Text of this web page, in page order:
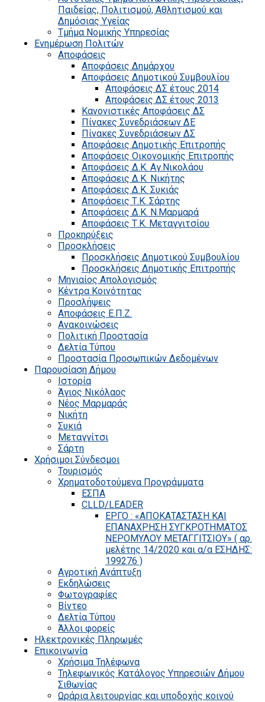
Παιδείας, Πολιτισμού, Αθλητισμού και
Δημόσιας Υγείας
Τμήμα Νομικής Υπηρεσίας
Ενημέρωση Πολιτών
Αποφάσεις
Αποφάσεις Δημάρχου
Αποφάσεις Δημοτικού Συμβουλίου
Αποφάσεις ΔΣ έτους 2014
Αποφάσεις ΔΣ έτους 2013
Κανονιστικές Αποφάσεις ΔΣ
Πίνακες Συνεδριάσεων ΔΕ
Πίνακες Συνεδριάσεων ΔΣ
Αποφάσεις Δημοτικής Επιτροπής
Αποφάσεις Οικονομικής Επιτροπής
Αποφάσεις Δ.Κ. Αγ.Νικολάου
Αποφάσεις Δ.Κ. Νικήτης
Αποφάσεις Δ.Κ. Συκιάς
Αποφάσεις Τ.Κ. Σάρτης
Αποφάσεις Δ.Κ. Ν.Μαρμαρά
Αποφάσεις Τ.Κ. Μεταγγιτσίου
Προκηρύξεις
Προσκλήσεις
Προσκλήσεις Δημοτικού Συμβουλίου
Προσκλήσεις Δημοτικής Επιτροπής
Μηνιαίος Απολογισμός
Κέντρα Κοινότητας
Προσλήψεις
Αποφάσεις Ε.Π.Ζ.
Ανακοινώσεις
Πολιτική Προστασία
Δελτία Τύπου
Προστασία Προσωπικών Δεδομένων
Παρουσίαση Δήμου
Ιστορία
Άγιος Νικόλαος
Νέος Μαρμαράς
Νικήτη
Συκιά
Μεταγγίτσι
Σάρτη
Χρήσιμοι Σύνδεσμοι
Τουρισμός
Χρηματοδοτούμενα Προγράμματα
ΕΣΠΑ
CLLD/LEADER
ΕΡΓΟ : «ΑΠΟΚΑΤΑΣΤΑΣΗ ΚΑΙ
ΕΠΑΝΑΧΡΗΣΗ ΣΥΓΚΡΟΤΗΜΑΤΟΣ
ΝΕΡΟΜΥΛΟΥ ΜΕΤΑΓΓΙΤΣΙΟΥ» ( αρ.
μελέτης 14/2020 και α/α ΕΣΗΔΗΣ:
199276 )
Αγροτική Ανάπτυξη
Εκδηλώσεις
Φωτογραφίες
Βίντεο
Δελτία Τύπου
Άλλοι φορείς
Ηλεκτρονικές Πληρωμές
Επικοινωνία
Χρήσιμα Τηλέφωνα
Τηλεφωνικός Κατάλογος Υπηρεσιών Δήμου
Σιθωνίας
Ωράρια λειτουργίας και υποδοχής κοινού